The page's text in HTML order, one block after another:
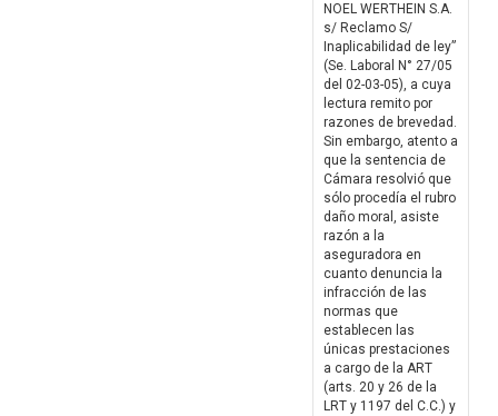
NOEL WERTHEIN S.A.
s/ Reclamo S/
Inaplicabilidad de ley”
(Se. Laboral N° 27/05
del 02-03-05), a cuya
lectura remito por
razones de brevedad.
Sin embargo, atento a
que la sentencia de
Cámara resolvió que
sólo procedía el rubro
daño moral, asiste
razón a la
aseguradora en
cuanto denuncia la
infracción de las
normas que
establecen las
únicas prestaciones
a cargo de la ART
(arts. 20 y 26 de la
LRT y 1197 del C.C.) y